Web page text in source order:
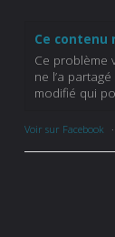
Ce contenu
Ce problème
ne l’a
modifié qui
Voir sur Facebook ·